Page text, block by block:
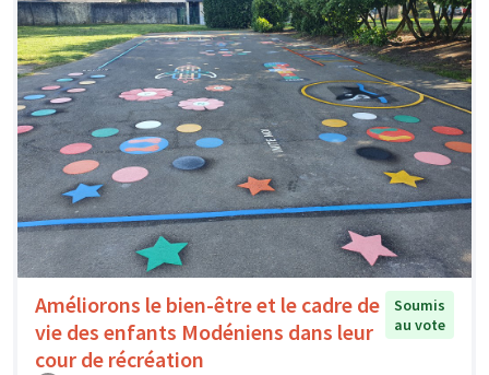
Améliorons le bien-être et le cadre de
vie des enfants Modéniens dans leur
cour de récréation
Soumis
au vote